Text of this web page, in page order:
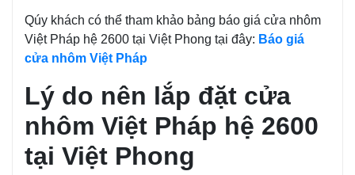
Qúy khách có thể tham khảo bảng báo giá cửa nhôm
Việt Pháp hệ 2600 tại Việt Phong tại đây: Báo giá
cửa nhôm Việt Pháp
Lý do nên lắp đặt cửa
nhôm Việt Pháp hệ 2600
tại Việt Phong